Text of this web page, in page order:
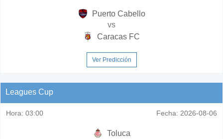
Puerto Cabello
vs
Caracas FC
Ver Predicción
Leagues Cup
Hora: 03:00 Fecha: 2026-08-06
Toluca